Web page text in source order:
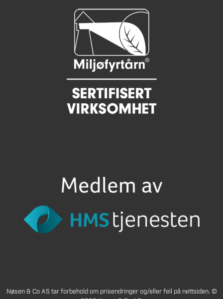
Nøsen & Co AS tar forbehold om prisendringer og/eller feil på nettsiden. ©